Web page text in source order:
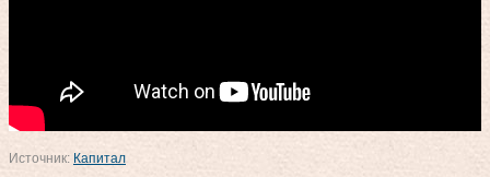
Источник: Капитал